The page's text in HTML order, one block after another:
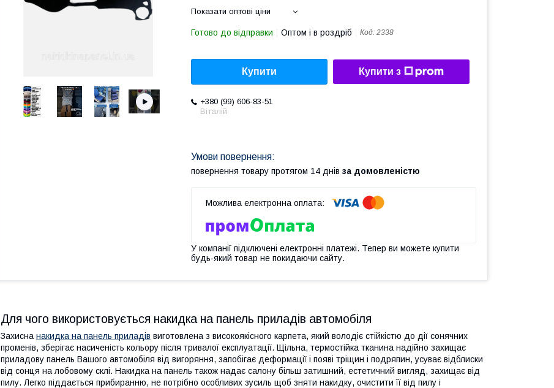
Показати оптові ціни
Готово до відправки Оптом і в роздріб Код: 2338
Купити Купити з
+380 (99) 606-83-51
Віталій
повернення товару протягом 14 днів за домовленістю
У компанії підключені електронні платежі. Тепер ви можете купити
будь-який товар не покидаючи сайту.
Для чого використовується накидка на панель приладів автомобіля
Захисна накидка на панель приладів виготовлена з високоякісного карпета, який володіє стійкістю до дії сонячних
променів, зберігає насиченість кольору після тривалої експлуатації. Щільна, термостійка тканина надійно захищає
приладову панель Вашого автомобіля від вигоряння, запобігає деформації і появі тріщин і подряпин, усуває відблиски
від сонця на лобовому склі. Накидка на панель також надає салону більш затишний, естетичний вигляд, захищає від
пилу. Легко піддається прибиранню, не потрібно особливих зусиль щоб зняти накидку, очистити її від пилу і